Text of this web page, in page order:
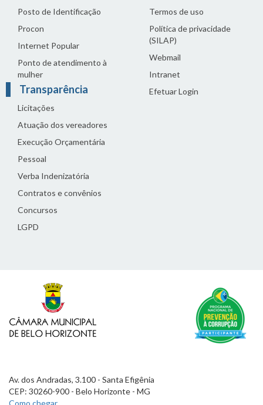
Posto de Identificação
Procon
Internet Popular
Ponto de atendimento à
mulher
Transparência
Licitações
Atuação dos vereadores
Execução Orçamentária
Pessoal
Verba Indenizatória
Contratos e convênios
Concursos
LGPD
Termos de uso
Política de privacidade
(SILAP)
Webmail
Intranet
Efetuar Login
Av. dos Andradas, 3.100 - Santa Efigênia
CEP: 30260-900 - Belo Horizonte - MG